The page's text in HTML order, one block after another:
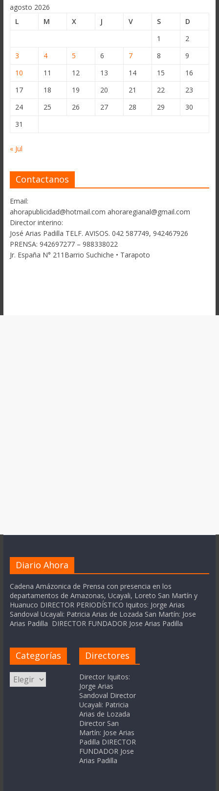
agosto 2026
L
M X J V S
D
1
2
3
4 5 6 7 8
9
10
11 12 13 14 15
16
17
18 19 20 21 22
23
24
25 26 27 28 29
30
31
« Jul
Contactanos
Email:
ahorapublicidad@hotmail.com ahoraregianal@gmail.com
Director interino:
José Arias Padilla TELF. AVISOS. 042 587749, 942467926
PRENSA: 942697277 – 988338022
Jr. España N° 211Barrio Suchiche • Tarapoto
Diario Ahora
Cadena Amázonica de Prensa con presencia en los
departamentos de Amazonas, Ucayali, Loreto San Martín y
Huanuco DIRECTOR PERIODÍSTICO Iquitos: Jorge Arias
Sandoval Ucayali: Patricia Arias de Lozada San Martín: Jose
Arias Padilla DIRECTOR FUNDADOR Jose Arias Padilla
Categorías
Categorías
Directores
Director Iquitos:
Jorge Arias
Sandoval Director
Ucayali: Patricia
Arias de Lozada
Director San
Martín: Jose Arias
Padilla DIRECTOR
FUNDADOR Jose
Arias Padilla